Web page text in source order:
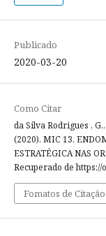
Publicado
2020-03-20
Como Citar
da Silva Rodrigues ,
(2020). MIC 13.
ESTRATÉGICA NAS
Recuperado de
Fomatos de Citação